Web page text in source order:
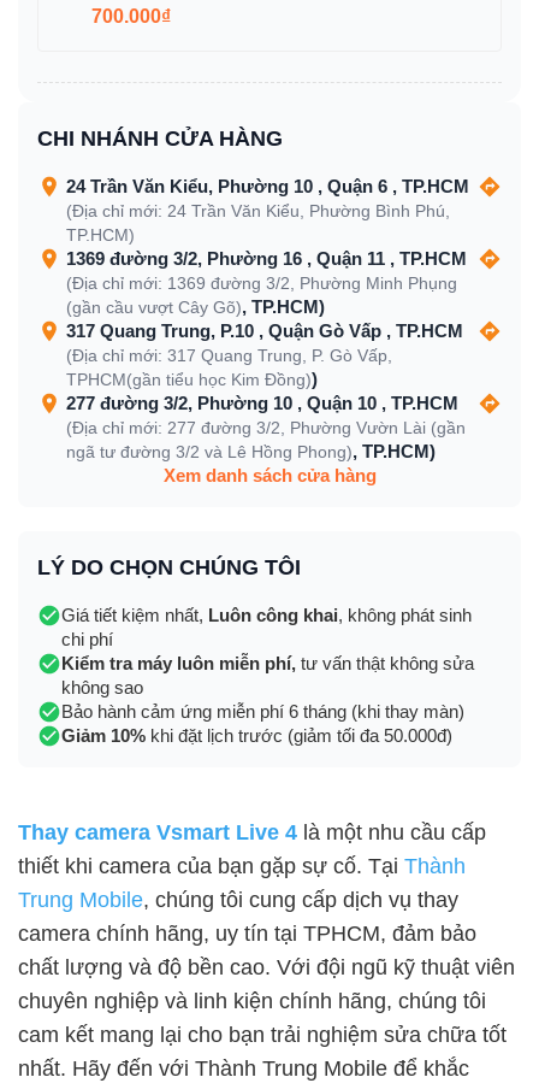
700.000₫
CHI NHÁNH CỬA HÀNG
24 Trần Văn Kiểu, Phường 10 , Quận 6 , TP.HCM
(Địa chỉ mới: 24 Trần Văn Kiểu, Phường Bình Phú,
TP.HCM)
1369 đường 3/2, Phường 16 , Quận 11 , TP.HCM
(Địa chỉ mới: 1369 đường 3/2, Phường Minh Phụng
(gần cầu vượt Cây Gõ), TP.HCM)
317 Quang Trung, P.10 , Quận Gò Vấp , TP.HCM
(Địa chỉ mới: 317 Quang Trung, P. Gò Vấp,
TPHCM(gần tiểu học Kim Đồng))
277 đường 3/2, Phường 10 , Quận 10 , TP.HCM
(Địa chỉ mới: 277 đường 3/2, Phường Vườn Lài (gần
ngã tư đường 3/2 và Lê Hồng Phong), TP.HCM)
Xem danh sách cửa hàng
LÝ DO CHỌN CHÚNG TÔI
Giá tiết kiệm nhất, Luôn công khai, không phát sinh
chi phí
Kiểm tra máy luôn miễn phí, tư vấn thật không sửa
không sao
Bảo hành cảm ứng miễn phí 6 tháng (khi thay màn)
Giảm 10% khi đặt lịch trước (giảm tối đa 50.000đ)
Thay camera Vsmart Live 4 là một nhu cầu cấp
thiết khi camera của bạn gặp sự cố. Tại Thành
Trung Mobile, chúng tôi cung cấp dịch vụ thay
camera chính hãng, uy tín tại TPHCM, đảm bảo
chất lượng và độ bền cao. Với đội ngũ kỹ thuật viên
chuyên nghiệp và linh kiện chính hãng, chúng tôi
cam kết mang lại cho bạn trải nghiệm sửa chữa tốt
nhất. Hãy đến với Thành Trung Mobile để khắc